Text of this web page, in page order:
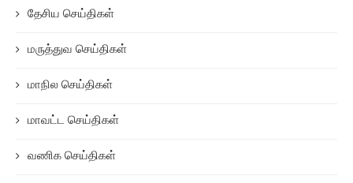
தேசிய செய்திகள்
மருத்துவ செய்திகள்
மாநில செய்திகள்
மாவட்ட செய்திகள்
வணிக செய்திகள்